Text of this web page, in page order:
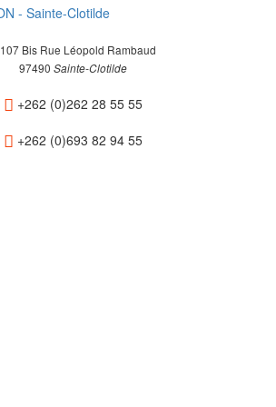
107 Bis Rue Léopold Rambaud
97490 Sainte-Clotilde
+262 (0)262 28 55 55
+262 (0)693 82 94 55